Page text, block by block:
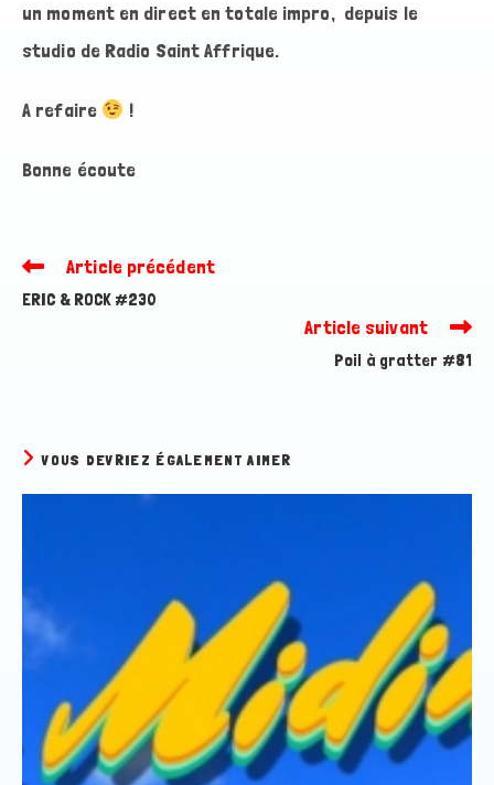
un moment en direct en totale impro, depuis le
studio de Radio Saint Affrique.
A refaire !
Bonne écoute
Read
articles
Article précédent
ERIC & ROCK #230
Article suivant
Poil à gratter #81
VOUS DEVRIEZ ÉGALEMENT AIMER